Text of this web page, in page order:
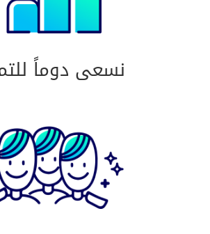
نسعى دوماً